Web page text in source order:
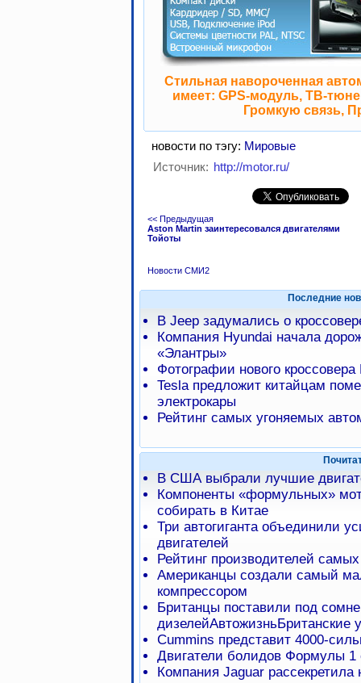
Стильная навороченная
имеет: GPS-модуль, ТВ-
Громкую связь,
новости по тэгу: Мировые
Источник: http://motor.ru/
<< Предыдущая
Aston Martin заинтересовался двигателями
Тойоты
Новости СМИ2
Последние
В Jeep задумались о
Компания Hyundai начала
«Элантры»
Фотографии нового
Tesla предложит китайцам
электрокары
Рейтинг самых угоняемых
В США выбрали лучшие
Компоненты «формульных»
собирать в Китае
Три автогиганта объединили
двигателей
Рейтинг производителей
Американцы создали самый
компрессором
Британцы поставили под
дизелейАвтожизньБританские
Cummins представит 4000-
Двигатели болидов Формулы 1
Компания Jaguar рассекретила